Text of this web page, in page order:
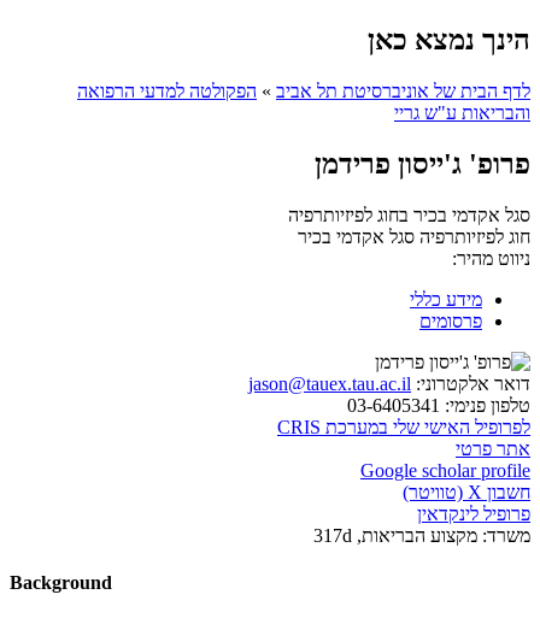
הינך נמצא כאן
לדף הבית של אוניברסיטת תל אביב » הפקולטה למדעי הרפואה
והבריאות ע"ש גריי
פרופ' ג'ייסון פרידמן
סגל אקדמי בכיר בחוג לפיזיותרפיה
חוג לפיזיותרפיה סגל אקדמי בכיר
ניווט מהיר:
מידע כללי
פרסומים
דואר אלקטרוני: jason@tauex.tau.ac.il
טלפון פנימי:
לפרופיל האישי שלי במערכת CRIS
אתר פרטי
Google scholar profile
חשבון X (טוויטר)
פרופיל לינקדאין
משרד: מקצוע הבריאות, 317d
Background